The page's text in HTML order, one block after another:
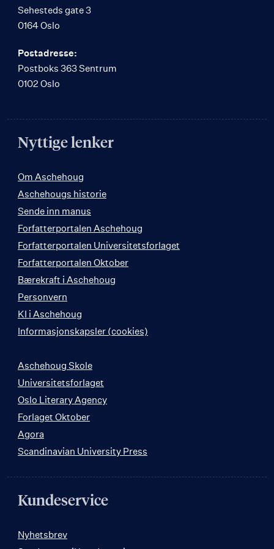
Sehesteds gate 3
0164 Oslo
Postadresse:
Postboks 363 Sentrum
0102 Oslo
Nyttige lenker
Om Aschehoug
Aschehougs historie
Sende inn manus
Forfatterportalen Aschehoug
Forfatterportalen Universitetsforlaget
Forfatterportalen Oktober
Bærekraft i Aschehoug
Personvern
KI i Aschehoug
Informasjonskapsler (cookies)
Aschehoug Skole
Universitetsforlaget
Oslo Literary Agency
Forlaget Oktober
Agora
Scandinavian University Press
Kundeservice
Nyhetsbrev